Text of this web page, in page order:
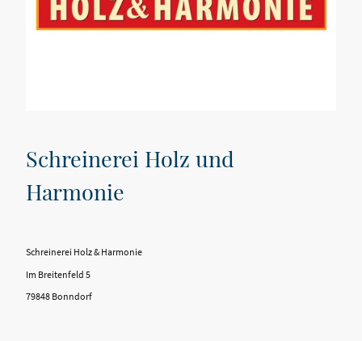
Schreinerei Holz und
Harmonie
Schreinerei Holz & Harmonie
Im Breitenfeld 5
79848 Bonndorf